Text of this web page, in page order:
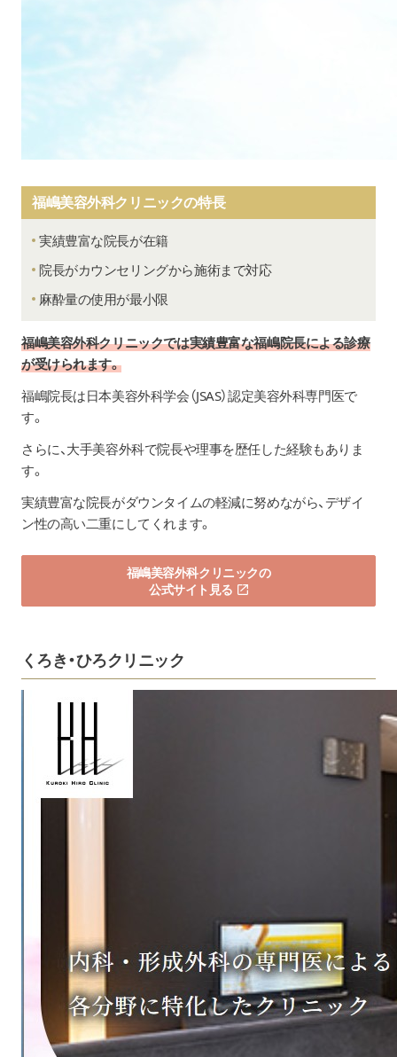
福嶋美容外科クリニックの特長
実績豊富な院長が在籍
院長がカウンセリングから施術まで対応
麻酔量の使用が最小限
福嶋美容外科クリニックでは実績豊富な福嶋院長による診療
が受けられます。
福嶋院長は日本美容外科学会（JSAS）認定美容外科専門医で
す。
さらに、大手美容外科で院長や理事を歴任した経験もありま
す。
実績豊富な院長がダウンタイムの軽減に努めながら、デザイ
ン性の高い二重にしてくれます。
福嶋美容外科クリニックの
公式サイト見る
くろき・ひろクリニック